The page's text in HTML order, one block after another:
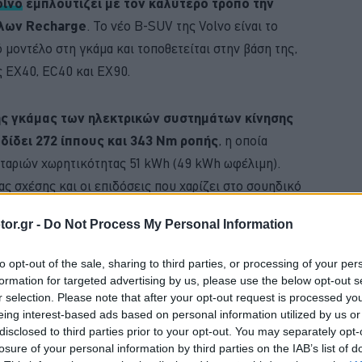
- Do Not Process My Personal Information
opt-out of the sale, sharing to third parties, or processing of your
for targeted advertising by us, please use the below opt-out
selection. Please note that after your opt-out request is processed
interest-based ads based on personal information utilized by us
to third parties prior to your opt-out. You may separately
of your personal information by third parties on the IAB’s list of
Recharge . Το νέο B-SUV της Volvo είναι το
στη γκάμα και τοποθετείται στην βάση της,
EX40, EC40 και EX90.
γκάμας των ηλεκτρικών συστημάτων κίνησης
272 ίππους και 343 Nm ροπής, η οποία
χωρητικότητας 51 kWh (49 kWh ωφέλιμη).
σχέσης και οι επιδόσεις που χαρίζει στο σουηδικό
επιτάχυνση από στάση στα 100 χλμ./ώρα σε 5,7 δλ.
BUY NOW
ΚΤΕΟ; ΜΑΘΕ ΣΤΗΝ ΑUTECO
VAN ΜΟΝΟ ΜΕ 12 ΕΥΡΩ ΤΟ ΑΤΟΜΟ